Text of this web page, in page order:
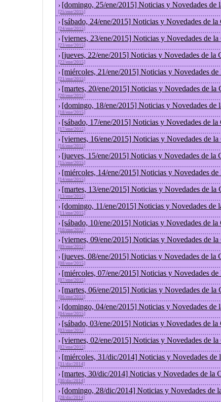
› [domingo, 25/ene/2015] Noticias y Novedades de
[25/ene/2015]
› [sábado, 24/ene/2015] Noticias y Novedades de la
[24/ene/2015]
› [viernes, 23/ene/2015] Noticias y Novedades de
[23/ene/2015]
› [jueves, 22/ene/2015] Noticias y Novedades de la
[22/ene/2015]
› [miércoles, 21/ene/2015] Noticias y Novedades
[21/ene/2015]
› [martes, 20/ene/2015] Noticias y Novedades de la
[20/ene/2015]
› [domingo, 18/ene/2015] Noticias y Novedades de
[18/ene/2015]
› [sábado, 17/ene/2015] Noticias y Novedades de la
[17/ene/2015]
› [viernes, 16/ene/2015] Noticias y Novedades de
[16/ene/2015]
› [jueves, 15/ene/2015] Noticias y Novedades de la
[15/ene/2015]
› [miércoles, 14/ene/2015] Noticias y Novedades
[14/ene/2015]
› [martes, 13/ene/2015] Noticias y Novedades de la
[13/ene/2015]
› [domingo, 11/ene/2015] Noticias y Novedades de
[11/ene/2015]
› [sábado, 10/ene/2015] Noticias y Novedades de la
[10/ene/2015]
› [viernes, 09/ene/2015] Noticias y Novedades de
[09/ene/2015]
› [jueves, 08/ene/2015] Noticias y Novedades de la
[08/ene/2015]
› [miércoles, 07/ene/2015] Noticias y Novedades
[07/ene/2015]
› [martes, 06/ene/2015] Noticias y Novedades de la
[06/ene/2015]
› [domingo, 04/ene/2015] Noticias y Novedades de
[04/ene/2015]
› [sábado, 03/ene/2015] Noticias y Novedades de la
[03/ene/2015]
› [viernes, 02/ene/2015] Noticias y Novedades de
[02/ene/2015]
› [miércoles, 31/dic/2014] Noticias y Novedades de
[31/dic/2014]
› [martes, 30/dic/2014] Noticias y Novedades de la
[30/dic/2014]
› [domingo, 28/dic/2014] Noticias y Novedades de
[28/dic/2014]